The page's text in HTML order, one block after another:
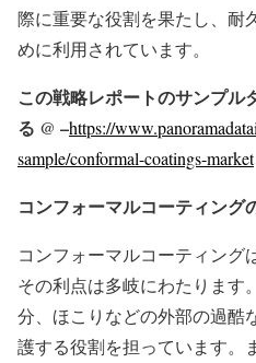
際に重要な役割を果たし、耐
めに利用されています。
この戦略レポートのサンプル
る @ –https://
sample/conformal-coatings-market
コンフォーマルコーティング
コンフォーマルコーティング
その利点は多岐にわたります
分、ほこりなどの外部の過酷
護する役割を担っています。